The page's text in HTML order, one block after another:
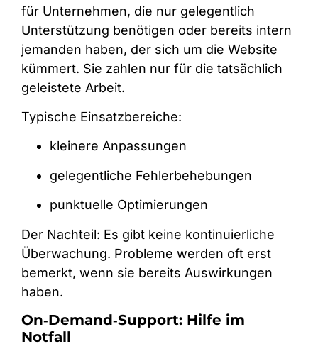
für Unternehmen, die nur gelegentlich
Unterstützung benötigen oder bereits intern
jemanden haben, der sich um die Website
kümmert. Sie zahlen nur für die tatsächlich
geleistete Arbeit.
Typische Einsatzbereiche:
kleinere Anpassungen
gelegentliche Fehlerbehebungen
punktuelle Optimierungen
Der Nachteil: Es gibt keine kontinuierliche
Überwachung. Probleme werden oft erst
bemerkt, wenn sie bereits Auswirkungen
haben.
On‑Demand‑Support: Hilfe im
Notfall